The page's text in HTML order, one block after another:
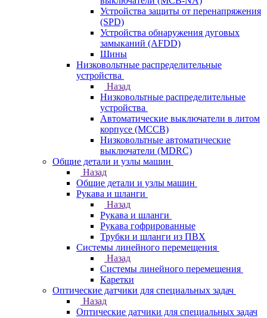
Устройства защиты от перенапряжения
(SPD)
Устройства обнаружения дуговых
замыканий (AFDD)
Шины
Низковольтные распределительные
устройства
Назад
Низковольтные распределительные
устройства
Автоматические выключатели в литом
корпусе (MCCB)
Низковольтные автоматические
выключатели (MDRC)
Общие детали и узлы машин
Назад
Общие детали и узлы машин
Рукава и шланги
Назад
Рукава и шланги
Рукава гофрированные
Трубки и шланги из ПВХ
Системы линейного перемещения
Назад
Системы линейного перемещения
Каретки
Оптические датчики для специальных задач
Назад
Оптические датчики для специальных задач